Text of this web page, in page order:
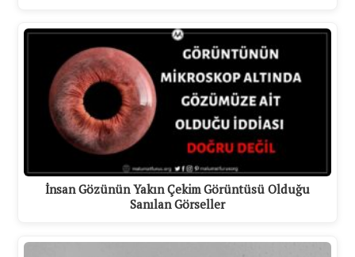
İnsan Gözünün Yakın Çekim Görüntüsü Olduğu
Sanılan Görseller